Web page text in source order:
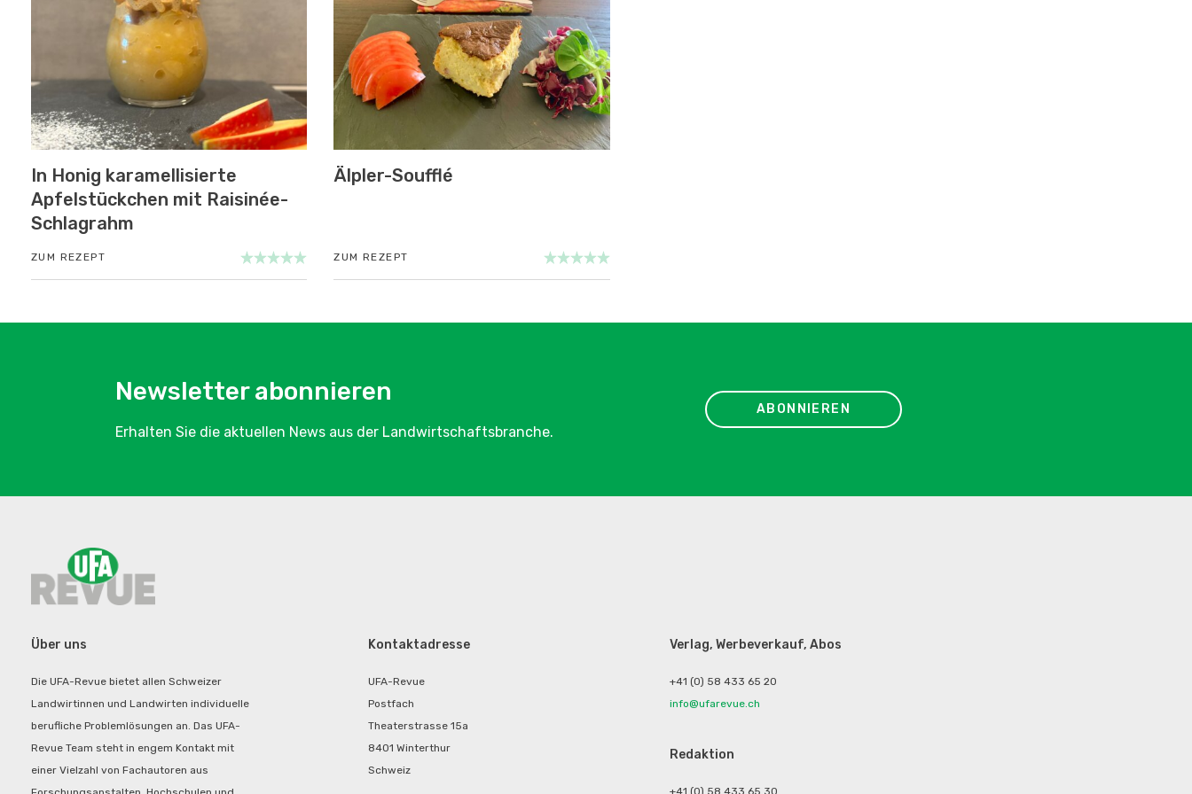
In Honig karamellisierte
Apfelstückchen mit Raisinée-
Schlagrahm
ZUM REZEPT
Älpler-Soufflé
ZUM REZEPT
Newsletter abonnieren
Erhalten Sie die aktuellen News aus der Landwirtschaftsbranche.
ABONNIEREN
Über uns
Die UFA-Revue bietet allen Schweizer
Landwirtinnen und Landwirten individuelle
berufliche Problemlösungen an. Das UFA-
Revue Team steht in engem Kontakt mit
einer Vielzahl von Fachautoren aus
Kontaktadresse
UFA-Revue
Postfach
Theaterstrasse 15a
8401 Winterthur
Schweiz
Verlag, Werbeverkauf, Abos
+41 (0) 58 433 65 20
info@ufarevue.ch
Redaktion
+41 (0) 58 433 65 30